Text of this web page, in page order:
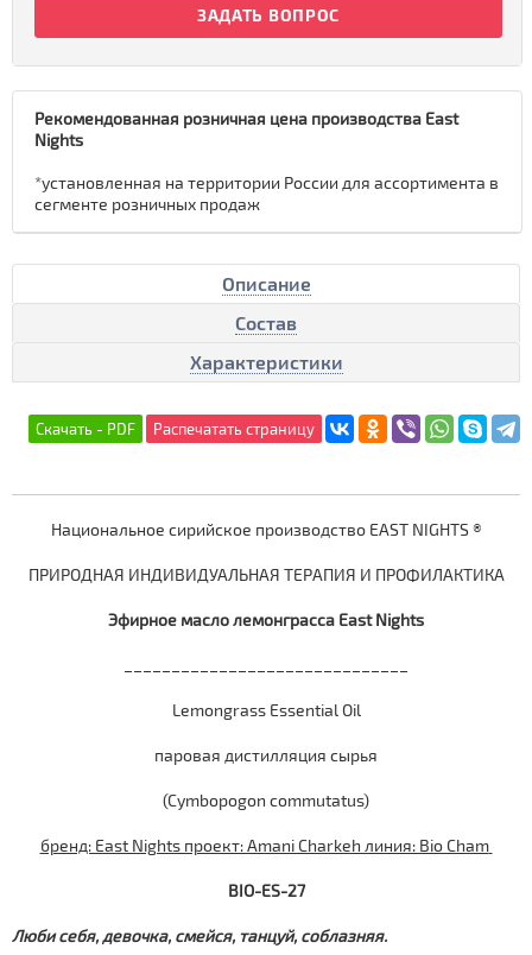
ЗАДАТЬ ВОПРОС
Рекомендованная розничная цена производства East
Nights
*установленная на территории России для ассортимента в
сегменте розничных продаж
Описание
Состав
Характеристики
Национальное сирийское производство EAST NIGHTS ®
ПРИРОДНАЯ ИНДИВИДУАЛЬНАЯ ТЕРАПИЯ И ПРОФИЛАКТИКА
Эфирное масло лемонграсса East Nights
Lemongrass Essential Oil
паровая дистилляция сырья
(Cymbopogon commutatus)
бренд: East Nights проект: Amani Charkeh линия: Bio Cham
BIO-ES-27
Люби себя, девочка, смейся, танцуй, соблазняя.